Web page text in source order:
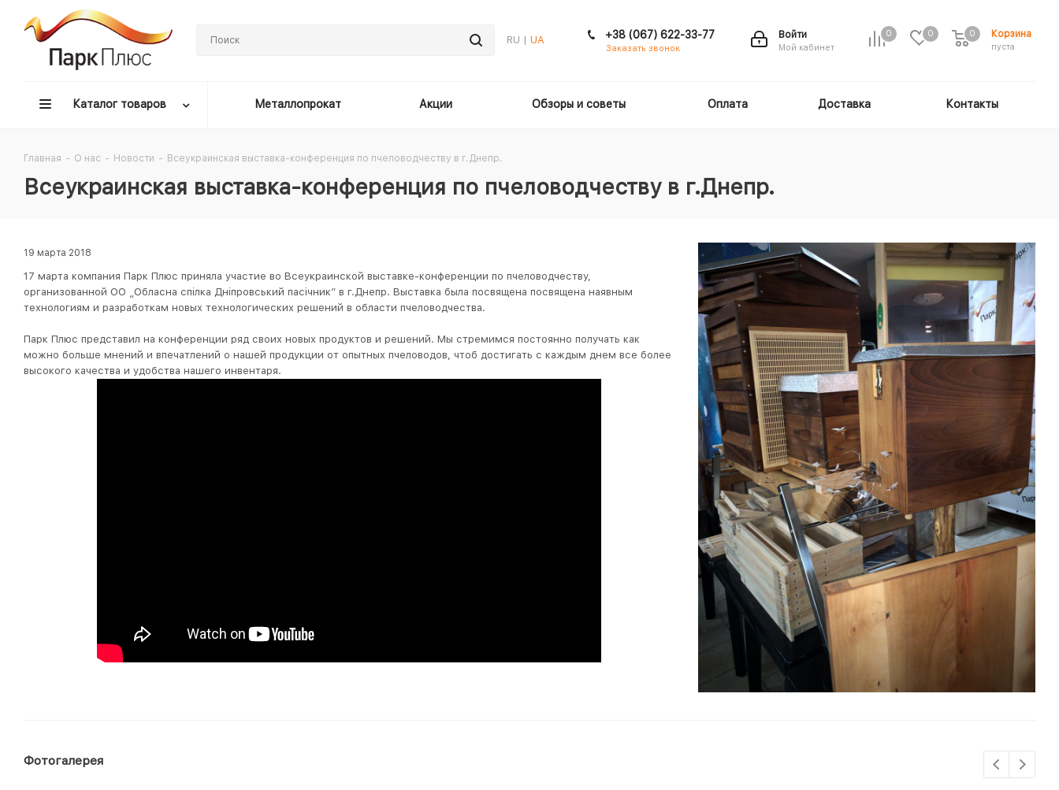
RU | UA
0 0 Корзина
пуста
0
Войти
Мой кабинет
+38 (067) 622-33-77
Заказать звонок
Каталог товаров Металлопрокат Акции Обзоры и советы Оплата Доставка Контакты
Главная - О нас - Новости - Всеукраинская выставка-конференция по пчеловодчеству в г.Днепр.
Всеукраинская выставка-конференция по пчеловодчеству в г.Днепр.
19 марта 2018
17 марта компания Парк Плюс приняла участие во Всеукраинской выставке-конференции по пчеловодчеству,
организованной ОО „Обласна спілка Дніпровський пасічник” в г.Днепр. Выставка была посвящена посвящена наявным
технологиям и разработкам новых технологических решений в области пчеловодчества.
Парк Плюс представил на конференции ряд своих новых продуктов и решений. Мы стремимся постоянно получать как
можно больше мнений и впечатлений о нашей продукции от опытных пчеловодов, чтоб достигать с каждым днем все более
высокого качества и удобства нашего инвентаря.
Фотогалерея